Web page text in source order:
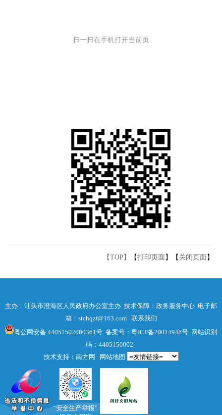
扫一扫在手机打开当前页
【TOP】 【打印页面 】【 关闭页面 】
主办：汕头市澄海区人民政府办公室主办 技术保障：政务服务中心 电子邮
箱：stchqzf@163.com 联系我们
粤公网安备 44051502000361号 备案号：粤ICP备20014948号 网站识别
码：4405150002
技术支持：南方网
网站地图
“安全生产举报”